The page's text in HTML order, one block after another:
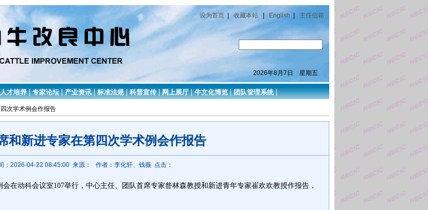
设为首页 收藏本站 English 主任信箱
2026年8月7日 星期五
人才培养 专家论坛 产业资讯 标准法规 科普宣传 网上展厅 牛文化博览 团队管理系统
次学术例会作报告
和新进专家在第四次学术例会作报告
：2026-04-22 08:45:00 来源： 作者：李化轩、钱薇 点击：
在动科会议室107举行，中心主任、团队首席专家昝林森教授和新进青年专家崔欢欢教授作报告，